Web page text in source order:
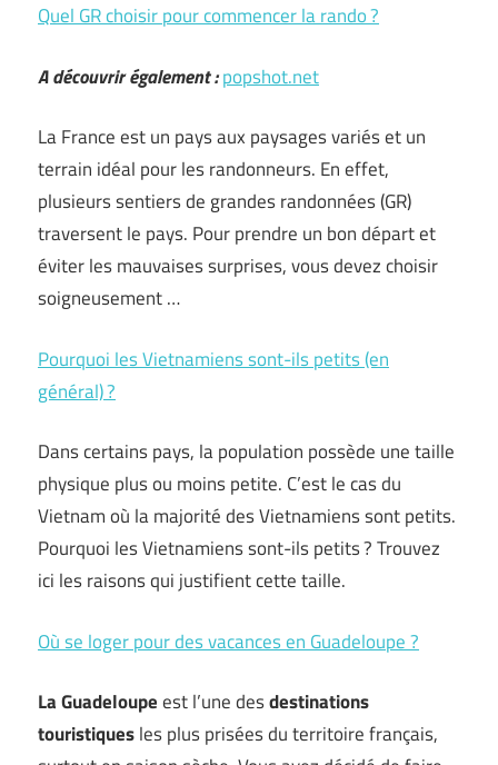
Quel GR choisir pour commencer la rando ?
A découvrir également :popshot.net
La France est un pays aux paysages variés et un
terrain idéal pour les randonneurs. En effet,
plusieurs sentiers de grandes randonnées (GR)
traversent le pays. Pour prendre un bon départ et
éviter les mauvaises surprises, vous devez choisir
soigneusement …
Pourquoi les Vietnamiens sont-ils petits (en
général) ?
Dans certains pays, la population possède une taille
physique plus ou moins petite. C’est le cas du
Vietnam où la majorité des Vietnamiens sont petits.
Pourquoi les Vietnamiens sont-ils petits ? Trouvez
ici les raisons qui justifient cette taille.
Où se loger pour des vacances en Guadeloupe ?
La Guadeloupeest l’une desdestinations
touristiquesles plus prisées du territoire français,